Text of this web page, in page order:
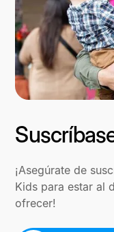
¡Asegúrate de
Kids para estar al
ofrecer!